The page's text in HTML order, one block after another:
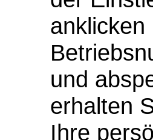
anklicken
und
erhalten
Ihre